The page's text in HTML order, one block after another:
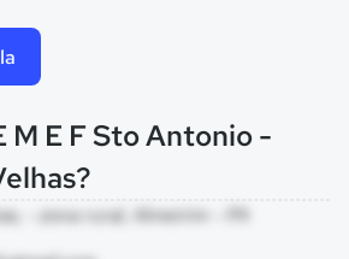
M E F Sto Antonio -
- zona rural, Almeirim - PA